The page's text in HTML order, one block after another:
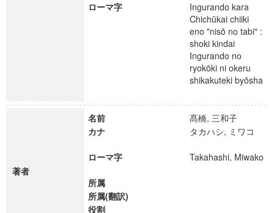
ローマ字
Ingurando kara
Chichūkai chiiki
eno "nisō no tabi" :
shoki kindai
Ingurando no
ryokōki ni okeru
shikakuteki byōsha
著者
名前
髙橋, 三和子
カナ
タカハシ, ミワコ
ローマ字 Takahashi, Miwako
所属
所属(翻訳)
役割